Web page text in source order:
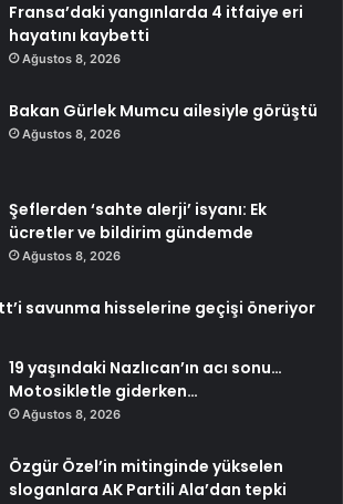
Fransa’daki yangınlarda 4 itfaiye eri
hayatını kaybetti
Ağustos 8, 2026
Bakan Gürlek Mumcu ailesiyle görüştü
Ağustos 8, 2026
Şeflerden ‘sahte alerji’ isyanı: Ek
ücretler ve bildirim gündemde
Ağustos 8, 2026
savunma hisselerine geçişi öneriyor
19 yaşındaki Nazlıcan’ın acı sonu…
Motosikletle giderken…
Ağustos 8, 2026
Özgür Özel’in mitinginde yükselen
sloganlara AK Partili Ala’dan tepki